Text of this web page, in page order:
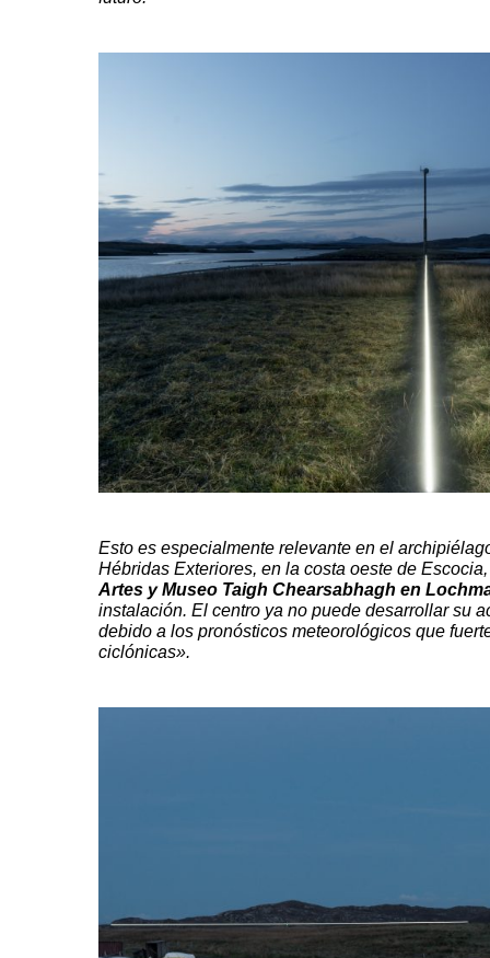
Esto es especialmente relevante en el
Hébridas Exteriores, en la costa oeste de
Artes y Museo Taigh Chearsabhagh en
instalación. El centro ya no puede desarrollar su
debido a los pronósticos meteorológicos que
ciclónicas».